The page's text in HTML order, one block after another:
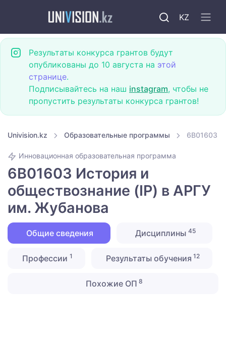
KZ
Результаты конкурса грантов будут
опубликованы до 10 августа на этой
странице.
Подписывайтесь на наш instagram, чтобы не
пропустить результаты конкурса грантов!
Univision.kz Образовательные программы 6B01603
Инновационная образовательная программа
6B01603 История и
обществознание (IP) в АРГУ
им. Жубанова
Общие сведения Дисциплины 45
Профессии 1 Результаты обучения 12
Похожие ОП 8